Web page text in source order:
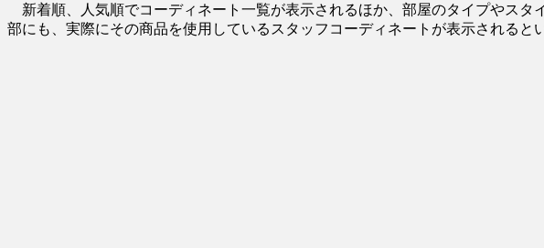
新着順、人気順でコーディネート一覧が表示されるほか、部屋のタイプやス
部にも、実際にその商品を使用しているスタッフコーディネートが表示されると